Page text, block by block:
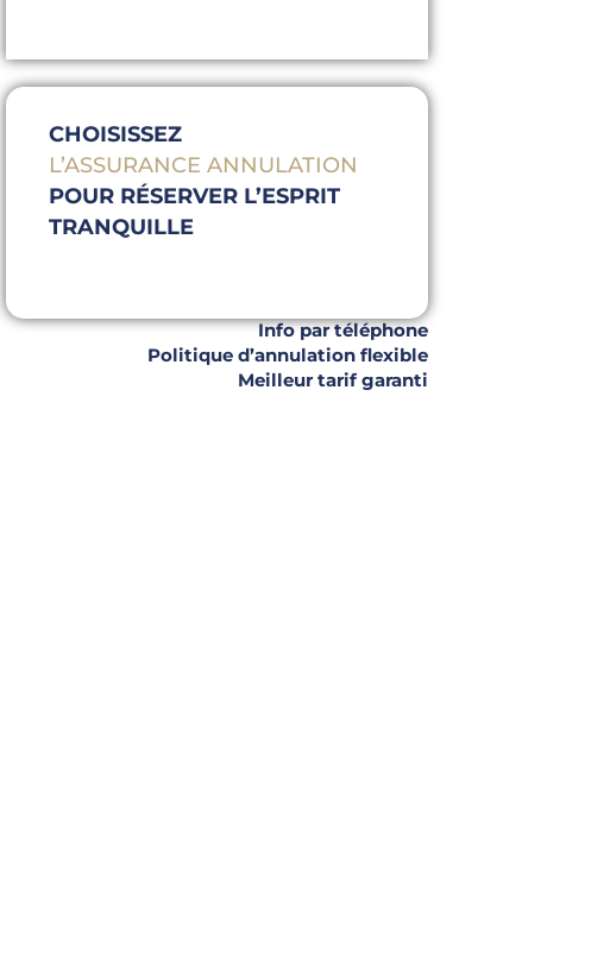
CHOISISSEZ
L’ASSURANCE ANNULATION
POUR RÉSERVER L’ESPRIT
TRANQUILLE
Info par téléphone
Politique d’annulation flexible
Meilleur tarif garanti